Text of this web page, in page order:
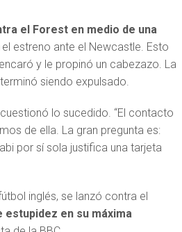
el Forest en medio de una
estreno ante el Newcastle. Esto
y le propinó un cabezazo. La
siendo expulsado.
lo sucedido. “El contacto
de ella. La gran pregunta es:
por sí sola justifica una tarjeta
inglés, se lanzó contra el
estupidez en su máxima